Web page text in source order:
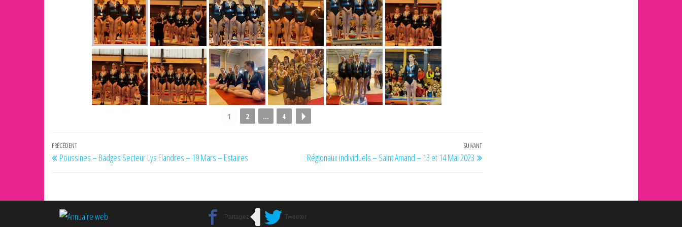
1 2 ... 4
Navigation
de
Article
précédent
PRÉCÉDENT
Poussines – Badges Secteur Lys Flandres – 19 Mars – Estaires
Article
suivant
SUIVANT
Régionaux individuels – Saint Amand – 13 et 14 Mai 2023